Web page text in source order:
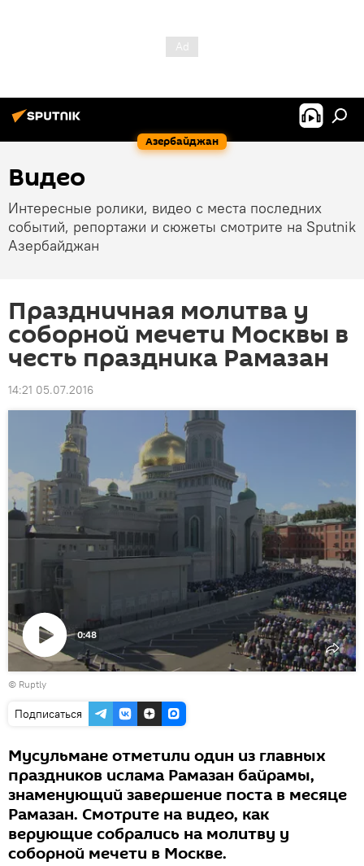
Азербайджан
Видео
Интересные ролики, видео с места последних
событий, репортажи и сюжеты смотрите на Sputnik
Азербайджан
Праздничная молитва у
соборной мечети Москвы в
честь праздника Рамазан
14:21 05.07.2016
Воспроизвести
видео
0:48
© Ruptly
Подписаться
Мусульмане отметили один из главных
праздников ислама Рамазан байрамы,
знаменующий завершение поста в месяце
Рамазан. Смотрите на видео, как
верующие собрались на молитву у
соборной мечети в Москве.